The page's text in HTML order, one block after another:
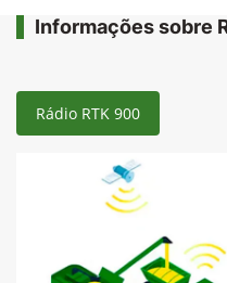
Informações sobre
Rádio RTK 900